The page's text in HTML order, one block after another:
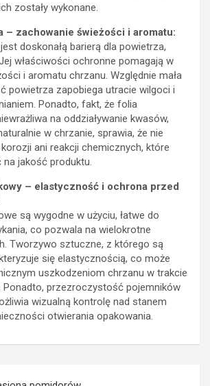
zostały wykonane.
– zachowanie świeżości i aromatu:
doskonałą barierą dla powietrza,
właściwości ochronne pomagają w
i aromatu chrzanu. Względnie mała
powietrza zapobiega utracie wilgoci i
Ponadto, fakt, że folia
na oddziaływanie kwasów,
w chrzanie, sprawia, że nie
ani reakcji chemicznych, które
na jakość produktu.
– elastyczność i ochrona przed
są wygodne w użyciu, łatwe do
co pozwala na wielokrotne
Tworzywo sztuczne, z którego są
się elastycznością, co może
uszkodzeniom chrzanu w trakcie
Ponadto, przezroczystość pojemników
wizualną kontrolę nad stanem
otwierania opakowania.